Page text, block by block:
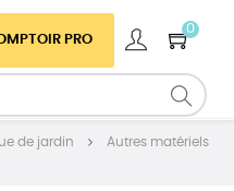
PRO
0
de jardin
Autres matériels